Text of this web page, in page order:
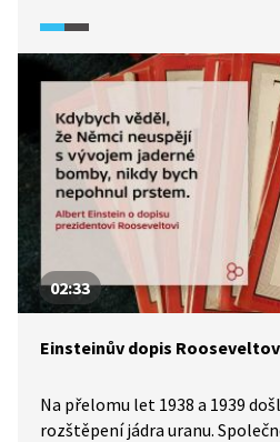
významného vědce. Předmětem
zejména Oppenheimerovo
předpoklady pro vedení
i objasnění kontextu jeho
I am becoming death, the
poválečný proces spojený s
a celkové zhodnocení jeho
02:33
Einsteinův dopis
Na přelomu let 1938 a 1939
rozštěpení jádra uranu.